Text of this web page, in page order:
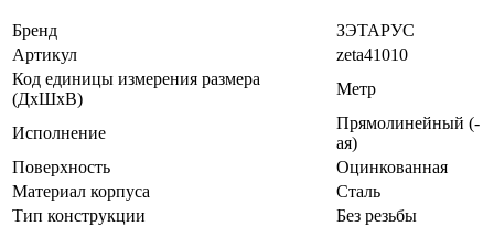
Бренд
ЗЭТАРУС
Артикул
zeta41010
Код единицы измерения размера
(ДхШхВ)
Метр
Исполнение
Прямолинейный (-
ая)
Поверхность
Оцинкованная
Материал корпуса
Сталь
Тип конструкции
Без резьбы